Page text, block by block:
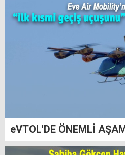
eVTOL'DE ÖNEMLİ